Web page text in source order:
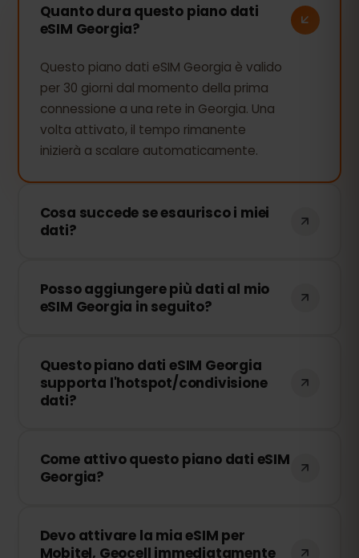
Quanto dura questo piano dati
eSIM Georgia?
Questo piano dati eSIM Georgia è valido
per 30 giorni dal momento della prima
connessione a una rete in Georgia. Una
volta attivato, il tempo rimanente
inizierà a scalare automaticamente.
Cosa succede se esaurisco i miei
dati?
connessione verrà interrotta. Puoi
ricaricare facilmente la tua eSIM dal
Posso aggiungere più dati al mio
eSIM Georgia in seguito?
qualsiasi momento senza dover
reinstallare la tua eSIM. Accedi al tuo
account e seleziona il quantitativo di dati
Questo piano dati eSIM Georgia
supporta l'hotspot/condivisione
dati?
dati tramite hotspot con altri dispositivi.
Tuttavia, velocità e disponibilità
Come attivo questo piano dati eSIM
Georgia?
via email. Basta scansionarlo nelle
Devo attivare la mia eSIM per
Mobitel, Geocell immediatamente